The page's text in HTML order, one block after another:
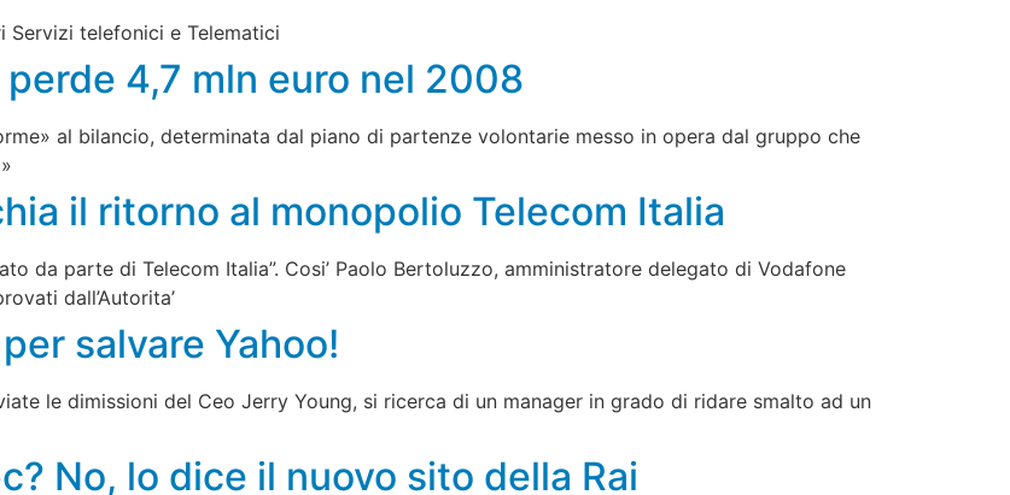
Servizi telefonici e Telematici
4,7 mln euro nel 2008
al bilancio, determinata dal piano di partenze volontarie messo in opera dal gruppo che
il ritorno al monopolio Telecom Italia
da parte di Telecom Italia”. Cosi’ Paolo Bertoluzzo, amministratore delegato di Vodafone
dall’Autorita’
salvare Yahoo!
le dimissioni del Ceo Jerry Young, si ricerca di un manager in grado di ridare smalto ad un
No, lo dice il nuovo sito della Rai